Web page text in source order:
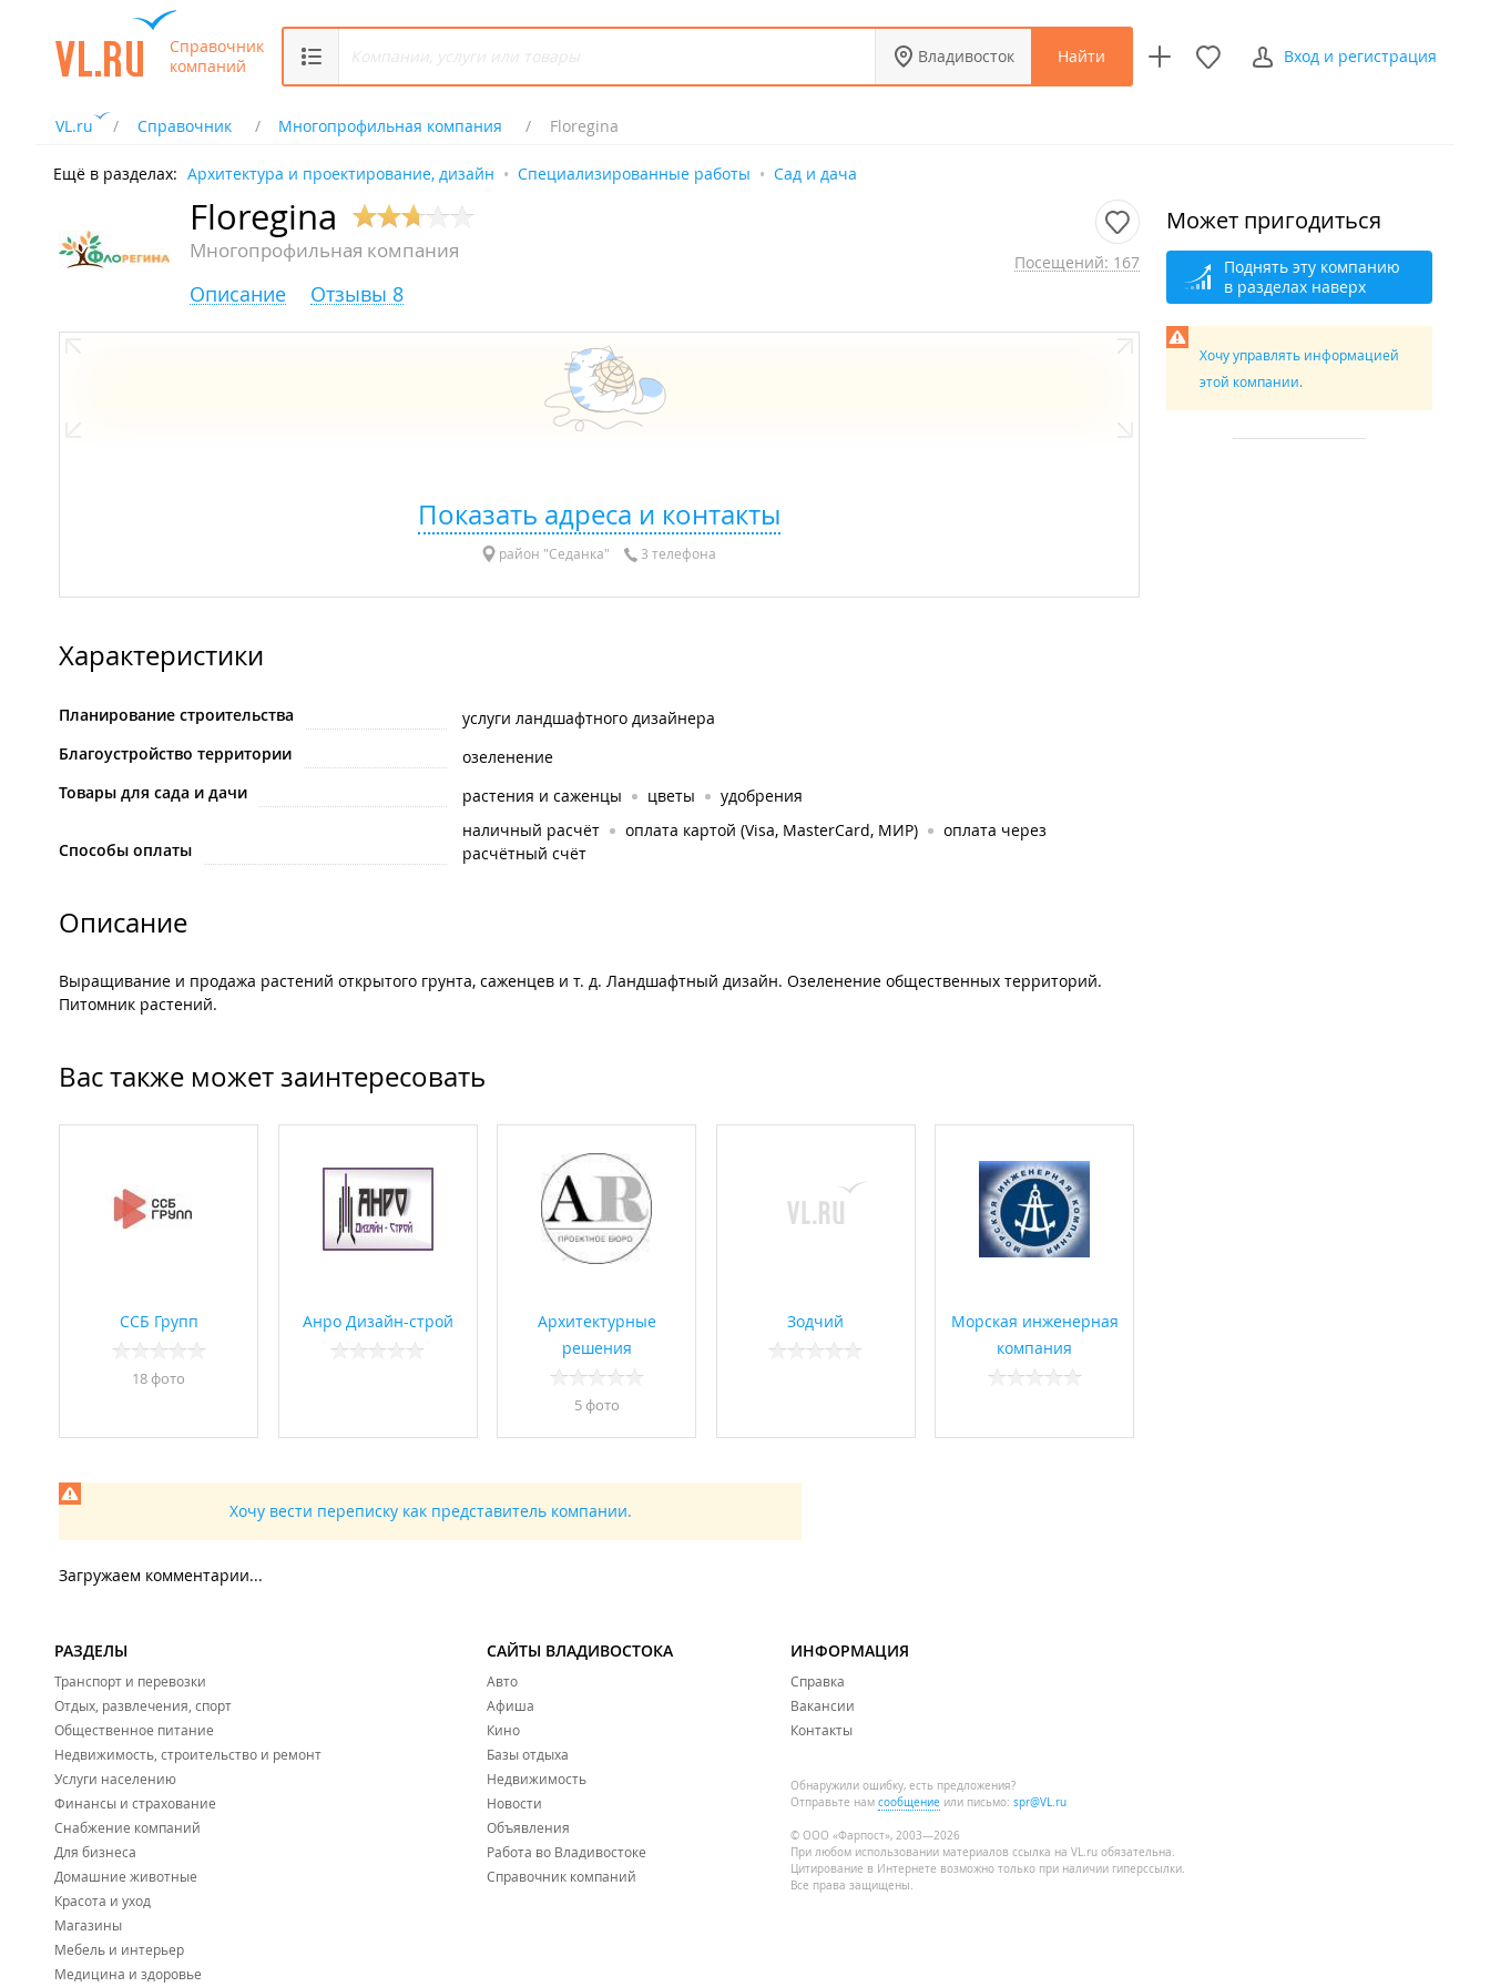
Справочник
компаний
Владивосток Найти Вход и регистрация
VL.ru Справочник Многопрофильная компания Floregina
Ещё в разделах: Архитектура и проектирование, дизайн Специализированные работы Сад и дача
Floregina
Многопрофильная компания Посещений: 167
Описание Отзывы 8
Показать адреса и контакты
район "Седанка" 3 телефона
Характеристики
Планирование строительства
услуги ландшафтного дизайнера
Благоустройство территории
озеленение
Товары для сада и дачи
растения и саженцы цветы удобрения
Способы оплаты
наличный расчёт оплата картой (Visa, MasterCard, МИР)
оплата через
расчётный счёт
Описание
Выращивание и продажа растений открытого грунта, саженцев и т. д. Ландшафтный дизайн. Озеленение общественных территорий.
Питомник растений.
Вас также может заинтересовать
ССБ Групп
18 фото
Анро Дизайн-строй
Архитектурные
решения
5 фото
Зодчий
Морская инженерная
компания
Хочу вести переписку как представитель компании.
Загружаем комментарии...
Может пригодиться
Поднять эту компанию
в разделах наверх
Хочу управлять информацией
этой компании.
РАЗДЕЛЫ
Транспорт и перевозки
Отдых, развлечения, спорт
Общественное питание
Недвижимость, строительство и ремонт
Услуги населению
Финансы и страхование
Снабжение компаний
Для бизнеса
Домашние животные
Красота и уход
Магазины
Мебель и интерьер
Медицина и здоровье
САЙТЫ ВЛАДИВОСТОКА
Авто
Афиша
Кино
Базы отдыха
Недвижимость
Новости
Объявления
Работа во Владивостоке
Справочник компаний
ИНФОРМАЦИЯ
Справка
Вакансии
Контакты
Обнаружили ошибку, есть предложения?
Отправьте нам сообщение или письмо: spr@VL.ru
© ООО «Фарпост», 2003—2026
При любом использовании материалов ссылка на VL.ru обязательна.
Цитирование в Интернете возможно только при наличии гиперссылки.
Все права защищены.